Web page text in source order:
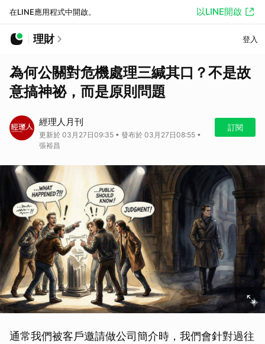
在LINE應用程式中開啟。 以LINE開啟
理財 登入
為何公關對危機處理三緘其口？不是故
意搞神祕，而是原則問題
經理人月刊
更新於 03月27日09:35 • 發布於 03月27日08:55 •
張裕昌
訂閱
通常我們被客戶邀請做公司簡介時，我們會針對過往